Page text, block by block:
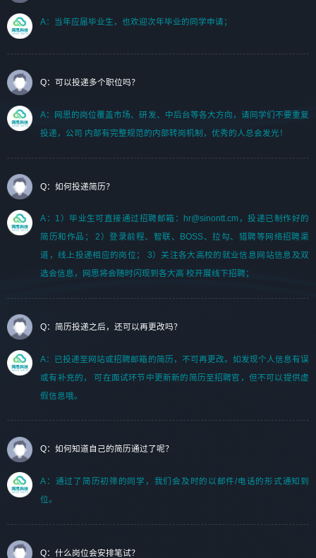
A：当年应届毕业生，也欢迎次年毕业的同学申请；
Q：可以投递多个职位吗？
A：网思的岗位覆盖市场、研发、中后台等各大方向，请同学们不要重复
投递，公司 内部有完整规范的内部转岗机制，优秀的人总会发光！
Q：如何投递简历？
A：1）毕业生可直接通过招聘邮箱：hr@sinontt.cm，投递已制作好的
简历和作品； 2）登录前程、智联、BOSS、拉勾、猎聘等网络招聘渠
道，线上投递相应的岗位； 3）关注各大高校的就业信息网站信息及双
选会信息，网思将会随时闪现到各大高 校开展线下招聘；
Q：简历投递之后，还可以再更改吗？
A：已投递至网站或招聘邮箱的简历，不可再更改。如发现个人信息有误
或有补充的， 可在面试环节中更新新的简历至招聘官，但不可以提供虚
假信息哦。
Q：如何知道自己的简历通过了呢？
A：通过了简历初筛的同学，我们会及时的以邮件/电话的形式通知到
位。
Q：什么岗位会安排笔试？